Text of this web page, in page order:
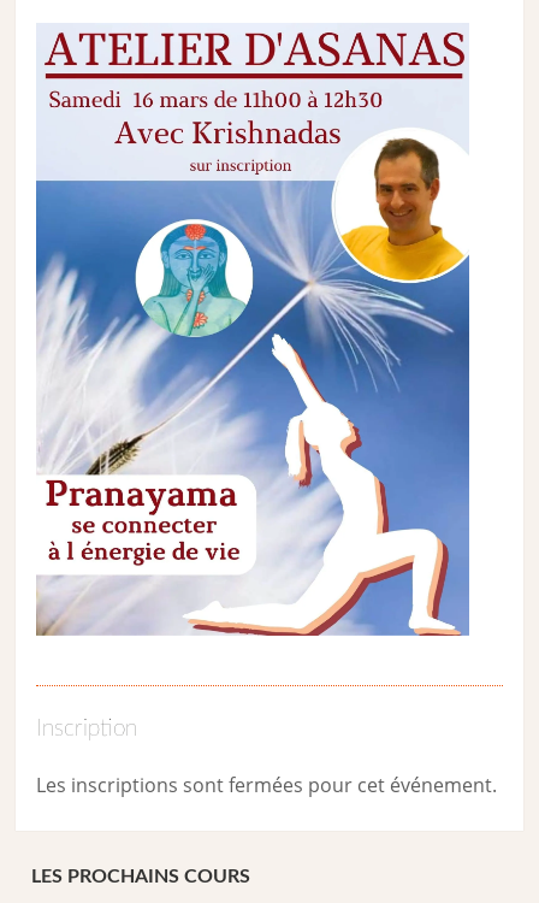
Inscription
Les inscriptions sont fermées pour cet événement.
LES PROCHAINS COURS